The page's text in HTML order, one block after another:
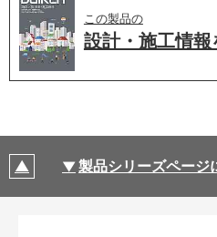
この製品の
設計・施工情報
製品シリーズページ